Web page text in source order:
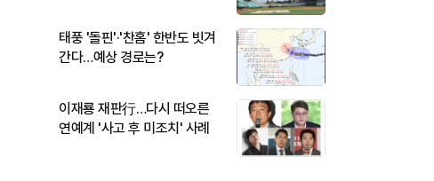
태풍 '돌핀'·'찬홈' 한반도 빗겨
간다…예상 경로는?
이재룡 재판行…다시 떠오른
연예계 '사고 후 미조치' 사례